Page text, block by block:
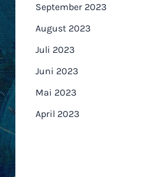
September 2023
August 2023
Juli 2023
Juni 2023
Mai 2023
April 2023